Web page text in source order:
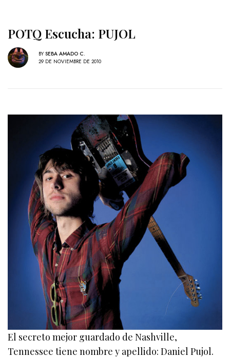
POTQ Escucha: PUJOL
BY SEBA AMADO C.
29 DE NOVIEMBRE DE 2010
El secreto mejor guardado de Nashville,
Tennessee tiene nombre y apellido: Daniel Pujol.